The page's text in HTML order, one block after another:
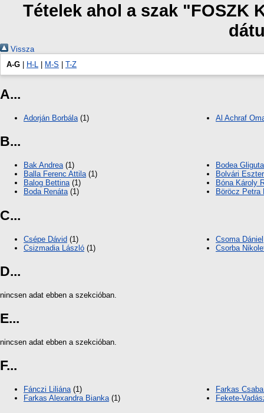
Tételek ahol a szak "FOSZK
Vissza
A-G
H-L M-S T-Z
A...
Adorján Borbála(1) Al Achraf
B...
Bak Andrea(1)
Balla Ferenc Attila(1)
Balog Bettina(1)
Boda Renáta(1)
Bodea
Bolvári Eszter
Bóna Károly
Böröcz Petra
C...
Csépe Dávid (1)
Csizmadia László (1)
Csoma Dániel
Csorba
D...
nincsen adat ebben a szekcióban.
E...
nincsen adat ebben a szekcióban.
F...
Fánczi Liliána(1)
Farkas Alexandra Bianka(1)
Farkas
Fekete-